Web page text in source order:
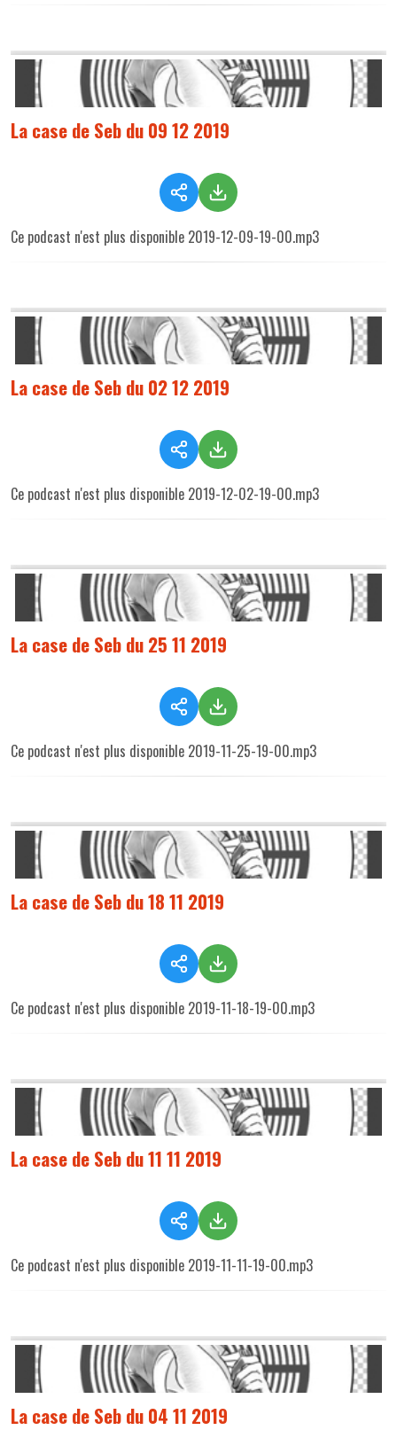
La case de Seb du 09 12 2019
Ce podcast n'est plus disponible 2019-12-09-19-00.mp3
La case de Seb du 02 12 2019
Ce podcast n'est plus disponible 2019-12-02-19-00.mp3
La case de Seb du 25 11 2019
Ce podcast n'est plus disponible 2019-11-25-19-00.mp3
La case de Seb du 18 11 2019
Ce podcast n'est plus disponible 2019-11-18-19-00.mp3
La case de Seb du 11 11 2019
Ce podcast n'est plus disponible 2019-11-11-19-00.mp3
La case de Seb du 04 11 2019